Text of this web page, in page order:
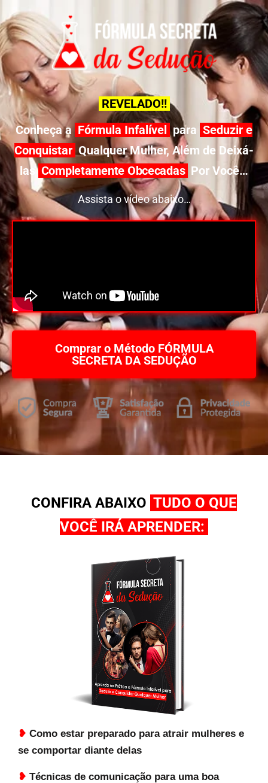
REVELADO!!
Conheça a Fórmula Infalível para Seduzir e
Conquistar Qualquer Mulher, Além de Deixá-
lasCompletamente Obcecadas Por Você…
Assista o vídeo abaixo…
Comprar o Método FÓRMULA
SECRETA DA SEDUÇÃO
CONFIRA ABAIXO TUDO O QUE
VOCÊ IRÁ APRENDER:
❥ Como estar preparado para atrair mulheres e
se comportar diante delas
❥ Técnicas de comunicação para uma boa